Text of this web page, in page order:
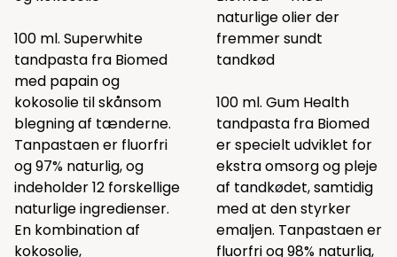
100 ml. Superwhite
tandpasta fra Biomed
med papain og
kokosolie til skånsom
blegning af tænderne.
Tanpastaen er fluorfri
og 97% naturlig, og
indeholder 12 forskellige
naturlige ingredienser.
En kombination af
kokosolie,
naturlige olier der
fremmer sundt
tandkød
100 ml. Gum Health
tandpasta fra Biomed
er specielt udviklet for
ekstra omsorg og pleje
af tandkødet, samtidig
med at den styrker
emaljen. Tanpastaen er
fluorfri og 98% naturlig,